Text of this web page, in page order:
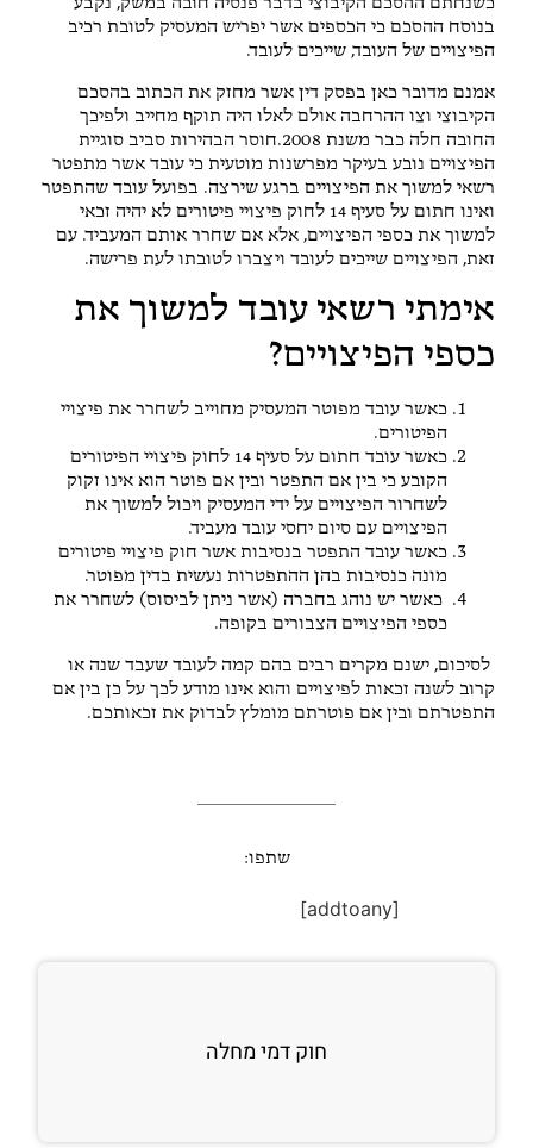
בנוסח ההסכם כי הכספים אשר יפריש המעסיק לטובת רכיב
הפיצויים של העובד, שייכים לעובד.
אמנם מדובר כאן בפסק דין אשר מחזק את הכתוב בהסכם
הקיבוצי וצו ההרחבה אולם לאלו היה תוקף מחייב ולפיכך
החובה חלה כבר משנת 2008.חוסר הבהירות סביב סוגיית
הפיצויים נובע בעיקר מפרשנות מוטעית כי עובד אשר מתפטר
רשאי למשוך את הפיצויים ברגע שירצה. בפועל עובד שהתפטר
ואינו חתום על סעיף 14 לחוק פיצויי פיטורים לא יהיה זכאי
למשוך את כספי הפיצויים, אלא אם שחרר אותם המעביד. עם
זאת, הפיצויים שייכים לעובד ויצברו לטובתו לעת פרישה.
אימתי רשאי עובד למשוך את
כספי הפיצויים?
כאשר עובד מפוטר המעסיק מחוייב לשחרר את פיצויי
הפיטורים.
כאשר עובד חתום על סעיף 14 לחוק פיצויי הפיטורים
הקובע כי בין אם התפטר ובין אם פוטר הוא אינו זקוק
לשחרור הפיצויים על ידי המעסיק ויכול למשוך את
הפיצויים עם סיום יחסי עובד מעביד.
כאשר עובד התפטר בנסיבות אשר חוק פיצויי פיטורים
מונה כנסיבות בהן ההתפטרות נעשית בדין מפוטר.
כאשר יש נוהג בחברה (אשר ניתן לביסוס) לשחרר את
כספי הפיצויים הצבורים בקופה.
לסיכום, ישנם מקרים רבים בהם קמה לעובד שעבד שנה או
קרוב לשנה זכאות לפיצויים והוא אינו מודע לכך על כן בין אם
התפטרתם ובין אם פוטרתם מומלץ לבדוק את זכאותכם.
שתפו:
[addtoany]
חוק דמי מחלה